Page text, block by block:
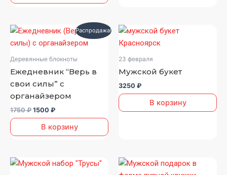
Распродажа!
Деревянные блокноты
Ежедневник “Верь в
свои силы” с
органайзером
1750₽
Первоначальная
цена
составляла
1500 ₽
Текущая
цена:
1500 ₽.
В корзину
23 февраля
Мужской букет
3250 ₽
В корзину